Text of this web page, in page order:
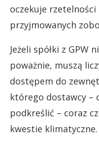
oczekuje rzetelności
przyjmowanych
Jeżeli spółki z GPW
poważnie, muszą
dostępem do
którego dostawcy –
podkreślić – coraz
kwestie klimatyczne.